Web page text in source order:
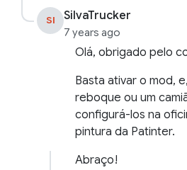
SI SilvaTrucker
7 years ago
Olá, obrigado pelo
Basta ativar o mod,
reboque ou um
configurá-los na
pintura da Patinter.
Abraço!